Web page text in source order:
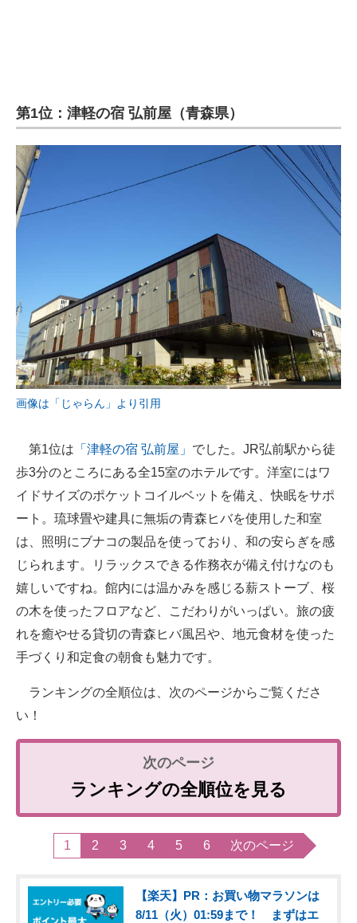
第1位：津軽の宿 弘前屋（青森県）
画像は「じゃらん」より引用
第1位は 「津軽の宿 弘前屋」 でした。JR弘前駅から徒
歩3分のところにある全15室のホテルです。洋室にはワ
イドサイズのポケットコイルベットを備え、快眠をサポ
ート。琉球畳や建具に無垢の青森ヒバを使用した和室
は、照明にブナコの製品を使っており、和の安らぎを感
じられます。リラックスできる作務衣が備え付けなのも
嬉しいですね。館内には温かみを感じる薪ストーブ、桜
の木を使ったフロアなど、こだわりがいっぱい。旅の疲
れを癒やせる貸切の青森ヒバ風呂や、地元食材を使った
手づくり和定食の朝食も魅力です。
ランキングの全順位は、次のページからご覧くださ
い！
ランキングの全順位を見る
1 2 3 4 5 6 次のページ
【楽天】PR：お買い物マラソンは
8/11（火）01:59まで！ まずはエ